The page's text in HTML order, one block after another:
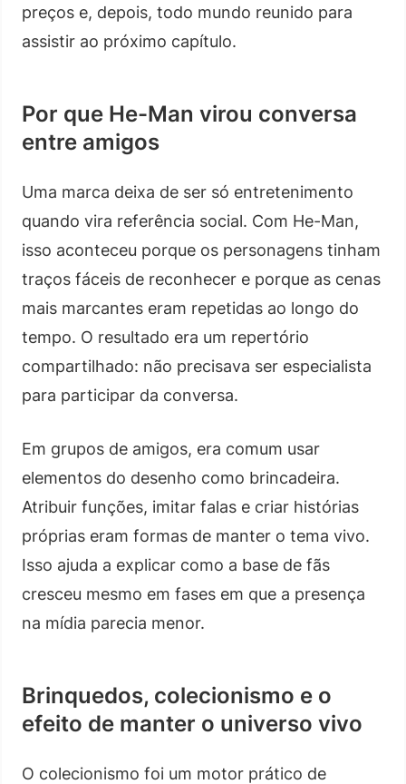
preços e, depois, todo mundo reunido para
assistir ao próximo capítulo.
Por que He-Man virou conversa
entre amigos
Uma marca deixa de ser só entretenimento
quando vira referência social. Com He-Man,
isso aconteceu porque os personagens tinham
traços fáceis de reconhecer e porque as cenas
mais marcantes eram repetidas ao longo do
tempo. O resultado era um repertório
compartilhado: não precisava ser especialista
para participar da conversa.
Em grupos de amigos, era comum usar
elementos do desenho como brincadeira.
Atribuir funções, imitar falas e criar histórias
próprias eram formas de manter o tema vivo.
Isso ajuda a explicar como a base de fãs
cresceu mesmo em fases em que a presença
na mídia parecia menor.
Brinquedos, colecionismo e o
efeito de manter o universo vivo
O colecionismo foi um motor prático de